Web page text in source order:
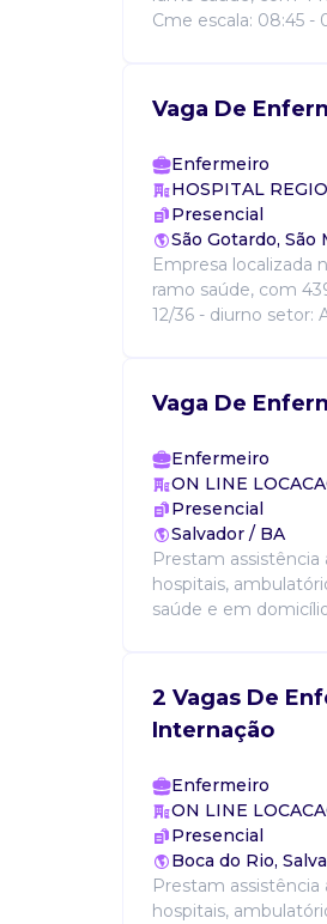
Cme escala: 08:45 -
Vaga De
Enfermeiro
HOSPITAL
Presencial
São Gotardo, São
Empresa localizada
ramo saúde, com
12/36 - diurno setor:
Vaga De
Enfermeiro
ON LINE
Presencial
Salvador / BA
Prestam
hospitais,
saúde e em
2 Vagas De
Internação
Enfermeiro
ON LINE
Presencial
Boca do Rio,
Prestam
hospitais,